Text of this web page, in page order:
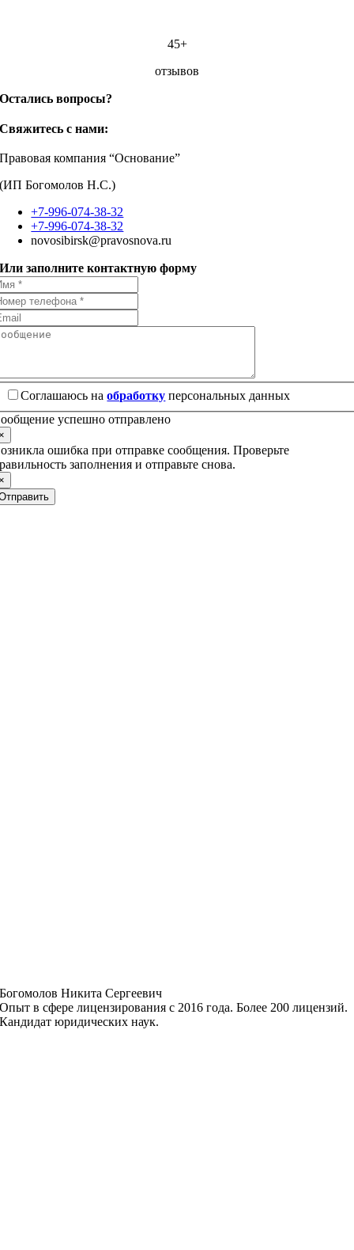
45+
отзывов
Остались вопросы?
Свяжитесь с нами:
Правовая компания “Основание”
(ИП Богомолов Н.С.)
+7-996-074-38-32
+7-996-074-38-32
novosibirsk@pravosnova.ru
Или заполните контактную форму
Соглашаюсь наобработку персональных данных
успешно отправлено
ошибка при отправке сообщения. Проверьте
заполнения и отправьте снова.
Богомолов Никита Сергеевич
Опыт в сфере лицензирования с 2016 года. Более 200 лицензий.
Кандидат юридических наук.